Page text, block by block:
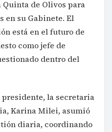
de Olivos para
en su Gabinete. El
está en el futuro de
como jefe de
dentro del
la secretaria
Karina Milei, asumió
diaria, coordinando